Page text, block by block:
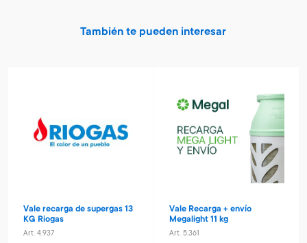
También te pueden interesar
Vale recarga de supergas 13
KG Riogas
Art. 4.937
Vale Recarga + envío
Megalight 11 kg
Art. 5.361